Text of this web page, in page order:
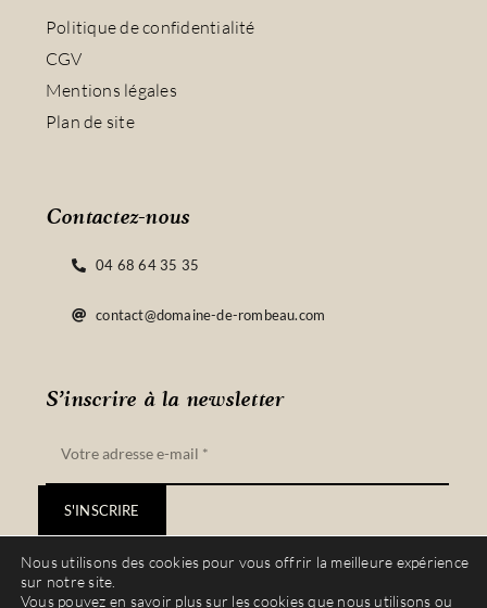
Politique de confidentialité
CGV
Mentions légales
Plan de site
S’inscrire à la newsletter
S'INSCRIRE
Contactez-nous
04 68 64 35 35
contact@domaine-de-rombeau.com
Nous utilisons des cookies pour vous offrir la meilleure expérience
sur notre site.
Vous pouvez en savoir plus sur les cookies que nous utilisons ou